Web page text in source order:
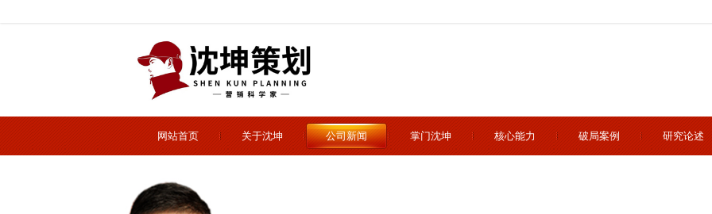
网站首页 关于沈坤 公司新闻 掌门沈坤 核心能力 破局案例 研究论述